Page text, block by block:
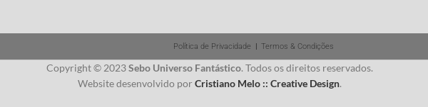
Política de Privacidade | Termos & Condições
Copyright © 2023Sebo Universo Fantástico. Todos os direitos reservados.
Website desenvolvido por Cristiano Melo :: Creative Design.